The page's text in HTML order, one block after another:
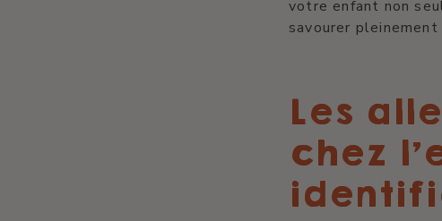
votre enfant non
savourer
Les
chez